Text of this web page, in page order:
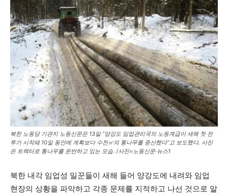
북한 노동당 기관지 노동신문은 13일 “양강도 임업관리국의 노동계급이 새해 첫 전
투가 시작돼 10일 동안에 계획보다 수천㎥의 통나무를 증산했다”고 보도했다. 사진
은 트랙터로 통나무를 운반하고 있는 모습. /사진=노동신문·뉴스1
북한 내각 임업성 일꾼들이 새해 들어 양강도에 내려와 임업
현장의 상황을 파악하고 각종 문제를 지적하고 나선 것으로 알